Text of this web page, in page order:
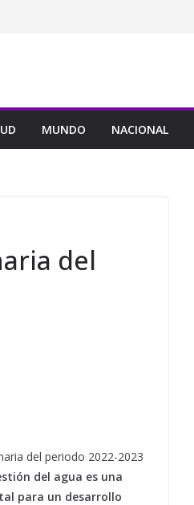
MUNDO NACIONAL
del
del periodo 2022-2023
del agua es una
para un desarrollo